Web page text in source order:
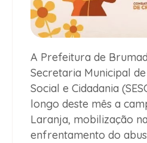
A Prefeitura de
Secretaria Municipal
Social e Cidadania
longo deste mês a
Laranja, mobilização
enfrentamento do